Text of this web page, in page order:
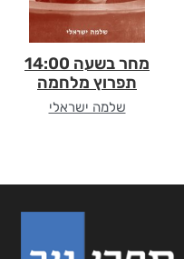
מחר בשעה 14:00
תפרוץ מלחמה
שלמה ישראלי